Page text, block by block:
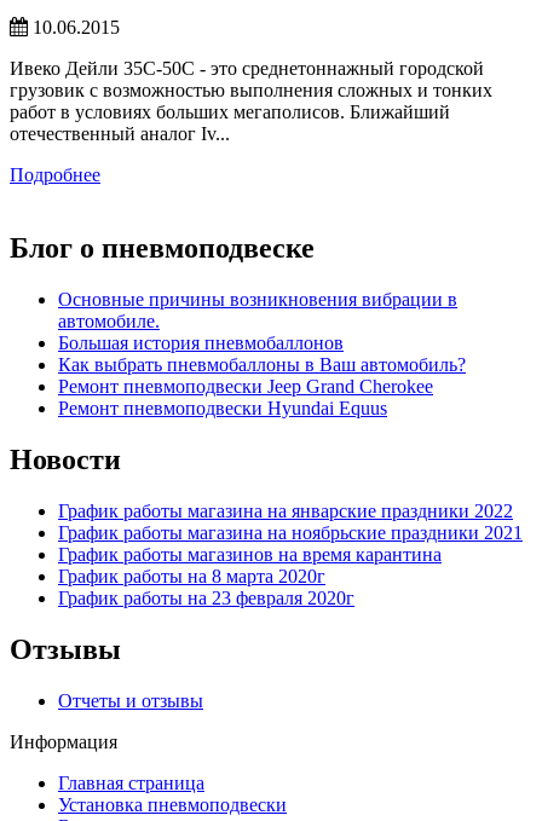
10.06.2015
Ивеко Дейли 35С-50С - это среднетоннажный городской
грузовик с возможностью выполнения сложных и тонких
работ в условиях больших мегаполисов. Ближайший
отечественный аналог Iv...
Подробнее
Блог о пневмоподвеске
Основные причины возникновения вибрации в
автомобиле.
Большая история пневмобаллонов
Как выбрать пневмобаллоны в Ваш автомобиль?
Ремонт пневмоподвески Jeep Grand Cherokee
Ремонт пневмоподвески Hyundai Equus
Новости
График работы магазина на январские праздники 2022
График работы магазина на ноябрьские праздники 2021
График работы магазинов на время карантина
График работы на 8 марта 2020г
График работы на 23 февраля 2020г
Отзывы
Отчеты и отзывы
Информация
Главная страница
Установка пневмоподвески